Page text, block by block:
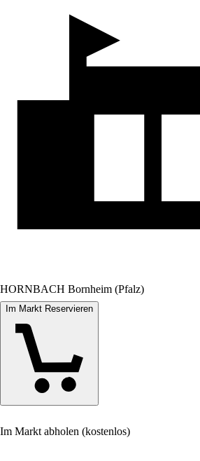
HORNBACH Bornheim (Pfalz)
Im Markt Reservieren
Im Markt abholen (kostenlos)